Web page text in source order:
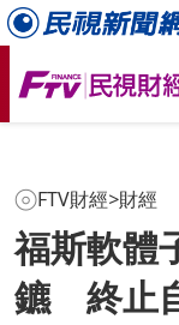
FTV財經>財經
福斯軟體
鑣 終止